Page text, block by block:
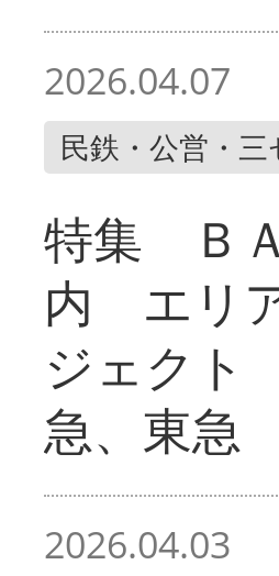
2026.04.07
民鉄・公営・三
特集 Ｂ
内 エリ
ジェクト
急、東急
2026.04.03